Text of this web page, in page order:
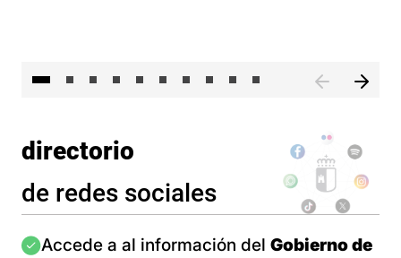
directorio
de redes sociales
Imagen
Accede a al información del Gobierno de